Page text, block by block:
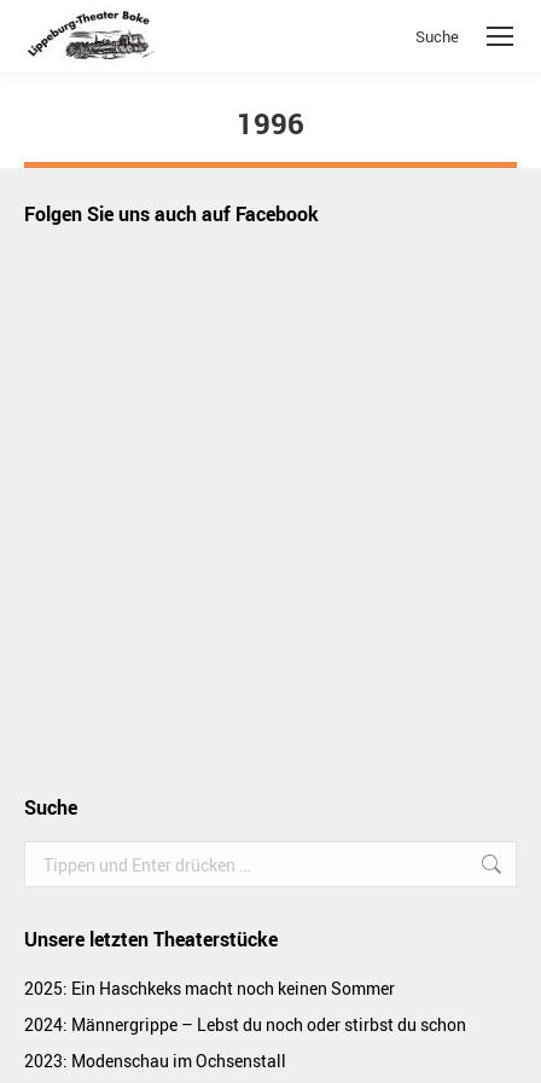
Search:
Suche
1996
Sie befinden sich hier:
Folgen Sie uns auch auf Facebook
Suche
Search:
Unsere letzten Theaterstücke
2025: Ein Haschkeks macht noch keinen Sommer
2024: Männergrippe – Lebst du noch oder stirbst du schon
2023: Modenschau im Ochsenstall